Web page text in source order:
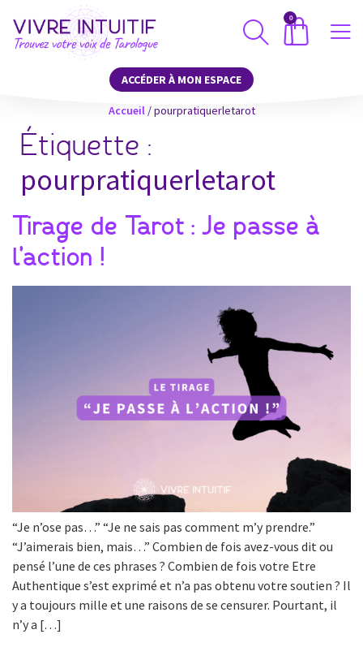
0
ACCÉDER À MON ESPACE
Accueil/pourpratiquerletarot
Étiquette :
pourpratiquerletarot
Tirage de Tarot : Je passe à
l’action !
“Je n’ose pas…” “Je ne sais pas comment m’y prendre.”
“J’aimerais bien, mais…” Combien de fois avez-vous dit ou
pensé l’une de ces phrases ? Combien de fois votre Etre
Authentique s’est exprimé et n’a pas obtenu votre soutien ? Il
y a toujours mille et une raisons de se censurer. Pourtant, il
n’y a […]